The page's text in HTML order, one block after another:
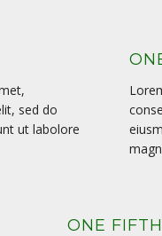
sed do
ut labolore
ONE FIFTH